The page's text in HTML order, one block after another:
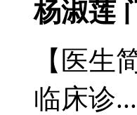
杨淑莲
【医生
临床诊...